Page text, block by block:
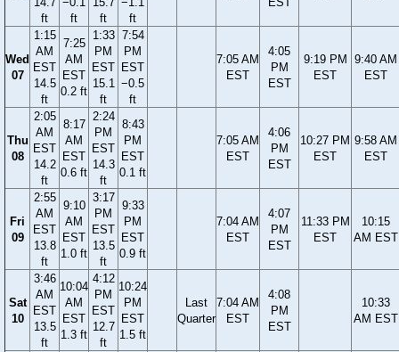
ft
ft
ft
ft
Wed
07
1:15
AM
EST
14.5
ft
7:25
AM
EST
0.2 ft
1:33
PM
EST
15.1
ft
7:54
PM
EST
−0.5
ft
7:05 AM
EST
4:05
PM
EST
9:19 PM
EST
9:40 AM
EST
Thu
08
2:05
AM
EST
14.2
ft
8:17
AM
EST
0.6 ft
2:24
PM
EST
14.3
ft
8:43
PM
EST
0.1 ft
7:05 AM
EST
4:06
PM
EST
10:27 PM
EST
9:58 AM
EST
Fri
09
2:55
AM
EST
13.8
ft
9:10
AM
EST
1.0 ft
3:17
PM
EST
13.5
ft
9:33
PM
EST
0.9 ft
7:04 AM
EST
4:07
PM
EST
11:33 PM
EST
10:15
AM EST
Sat
10
3:46
AM
EST
13.5
ft
10:04
AM
EST
1.3 ft
4:12
PM
EST
12.7
ft
10:24
PM
EST
1.5 ft
Last
Quarter
7:04 AM
EST
4:08
PM
EST
10:33
AM EST